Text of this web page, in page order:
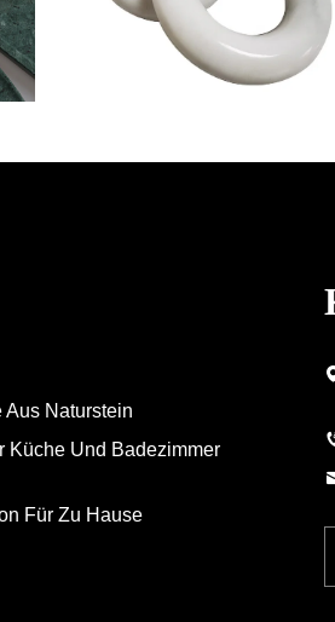
Aus Naturstein
Küche Und Badezimmer
Für Zu Hause